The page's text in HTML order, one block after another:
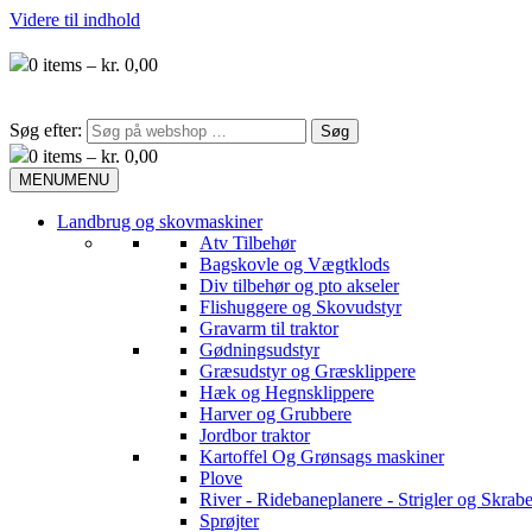
Videre til indhold
0 items – kr. 0,00
Søg efter:
0 items – kr. 0,00
MENUMENU
Landbrug og skovmaskiner
Atv Tilbehør
Bagskovle og Vægtklods
Div tilbehør og pto akseler
Flishuggere og Skovudstyr
Gravarm til traktor
Gødningsudstyr
Græsudstyr og Græsklippere
Hæk og Hegnsklippere
Harver og Grubbere
Jordbor traktor
Kartoffel Og Grønsags maskiner
Plove
River - Ridebaneplanere - Strigler og
Sprøjter